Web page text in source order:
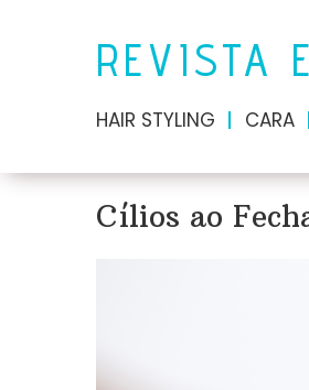
REVISTA
HAIR STYLING CARA
Cílios ao